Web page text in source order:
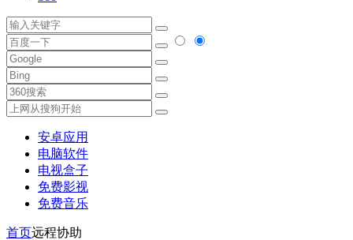
安卓应用
电脑软件
电视盒子
免费影视
免费音乐
首页远程协助